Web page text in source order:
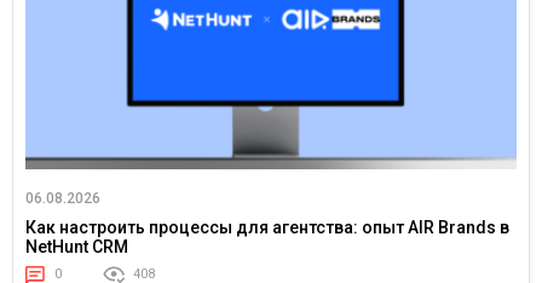
06.08.2026
Как настроить процессы для агентства: опыт AIR Brands в
NetHunt CRM
0 408